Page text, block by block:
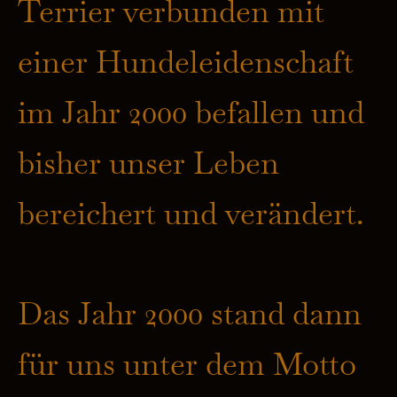
Terrier verbunden mit
einer Hundeleidenschaft
im Jahr 2000 befallen und
bisher unser Leben
bereichert und verändert.
Das Jahr 2000 stand dann
für uns unter dem Motto